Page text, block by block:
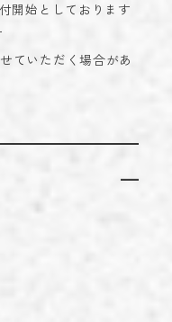
開始としております
ていただく場合があ